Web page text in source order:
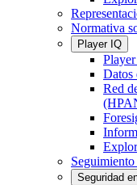
Normativa
Player IQ
Datos
Red
Seguridad